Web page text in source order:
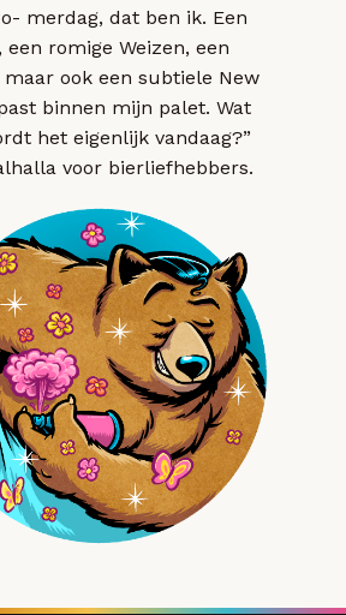
merdag, dat ben ik. Een
romige Weizen, een
maar ook een subtiele New
binnen mijn palet. Wat
het eigenlijk vandaag?”
voor bierliefhebbers.